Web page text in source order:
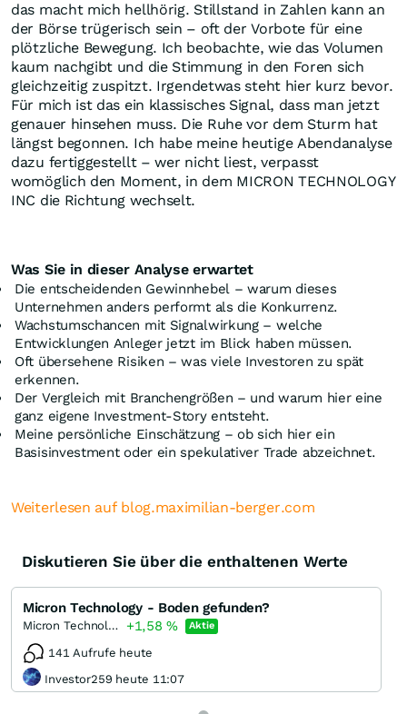
das macht mich hellhörig. Stillstand in Zahlen kann an
der Börse trügerisch sein – oft der Vorbote für eine
plötzliche Bewegung. Ich beobachte, wie das Volumen
kaum nachgibt und die Stimmung in den Foren sich
gleichzeitig zuspitzt. Irgendetwas steht hier kurz bevor.
Für mich ist das ein klassisches Signal, dass man jetzt
genauer hinsehen muss. Die Ruhe vor dem Sturm hat
längst begonnen. Ich habe meine heutige Abendanalyse
dazu fertiggestellt – wer nicht liest, verpasst
womöglich den Moment, in dem MICRON TECHNOLOGY
INC die Richtung wechselt.
Was Sie in dieser Analyse erwartet
Die entscheidenden Gewinnhebel – warum dieses
Unternehmen anders performt als die Konkurrenz.
Wachstumschancen mit Signalwirkung – welche
Entwicklungen Anleger jetzt im Blick haben müssen.
Oft übersehene Risiken – was viele Investoren zu spät
erkennen.
Der Vergleich mit Branchengrößen – und warum hier eine
ganz eigene Investment-Story entsteht.
Meine persönliche Einschätzung – ob sich hier ein
Basisinvestment oder ein spekulativer Trade abzeichnet.
Weiterlesen auf blog.maximilian-berger.com
Diskutieren Sie über die enthaltenen Werte
Micron Technology - Boden gefunden?
Micron Technology +1,58% Aktie
141 Aufrufe heute
Investor259 heute 11:07